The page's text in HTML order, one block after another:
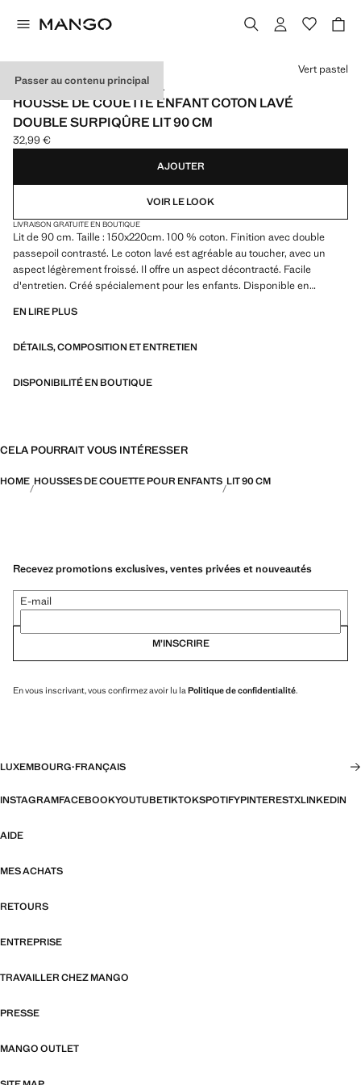
Passer au contenu principal
COTON LAVÉ / MADE IN PORTUGAL
HOUSSE DE COUETTE ENFANT COTON LAVÉ
DOUBLE SURPIQÛRE LIT 90 CM
Prix actuel [32,99 € ]
32,99 €
Choisissez une couleur
Vert pastel
AJOUTER
VOIR LE LOOK
LIVRAISON GRATUITE EN BOUTIQUE
Lit de 90 cm. Taille : 150x220cm. 100 % coton. Finition avec double
passepoil contrasté. Le coton lavé est agréable au toucher, avec un
aspect légèrement froissé. Il offre un aspect décontracté. Facile
d'entretien. Créé spécialement pour les enfants. Disponible en
collection. Ce produit n'inclut pas les taies d'oreiller. Produit en solde
EN LIRE PLUS
DÉTAILS, COMPOSITION ET ENTRETIEN
DISPONIBILITÉ EN BOUTIQUE
CELA POURRAIT VOUS INTÉRESSER
HOME HOUSSES DE COUETTE POUR ENFANTS LIT 90 CM
Recevez promotions exclusives, ventes privées et nouveautés
E-mail
M’INSCRIRE
En vous inscrivant, vous confirmez avoir lu la Politique de confidentialité.
LUXEMBOURG·FRANÇAIS
INSTAGRAMFACEBOOKYOUTUBETIKTOKSPOTIFYPINTERESTXLINKEDIN
AIDE
MES ACHATS
RETOURS
ENTREPRISE
TRAVAILLER CHEZ MANGO
PRESSE
MANGO OUTLET